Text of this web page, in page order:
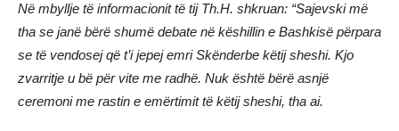
Në mbyllje të informacionit të tij Th.H. shkruan: “Sajevski më
tha se janë bërë shumë debate në këshillin e Bashkisë përpara
se të vendosej që t’i jepej emri Skënderbe këtij sheshi. Kjo
zvarritje u bë për vite me radhë. Nuk është bërë asnjë
ceremoni me rastin e emërtimit të këtij sheshi, tha ai.